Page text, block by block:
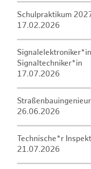
Schulpraktikum
17.02.2026
Signaltechniker*in
17.07.2026
26.06.2026
Technische*r
21.07.2026